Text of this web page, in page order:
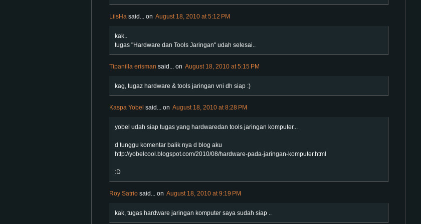
LiisHa said... on August 18, 2010 at 5:12 PM
kak..
tugas "Hardware dan Tools Jaringan" udah selesai..
Tipanilla erisman said... on August 18, 2010 at 5:15 PM
kag, tugaz hardware & tools jaringan vni dh siap :)
Kaspa Yobel said... on August 18, 2010 at 8:28 PM
yobel udah siap tugas yang hardwaredan tools jaringan komputer...
d tunggu komentar balik nya d blog aku
http://yobelcool.blogspot.com/2010/08/hardware-pada-jaringan-komputer.html
:D
Roy Satrio said... on August 18, 2010 at 9:19 PM
kak, tugas hardware jaringan komputer saya sudah siap ..